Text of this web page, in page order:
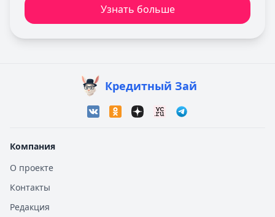
Узнать больше
Кредитный Зай
Компания
О проекте
Контакты
Редакция